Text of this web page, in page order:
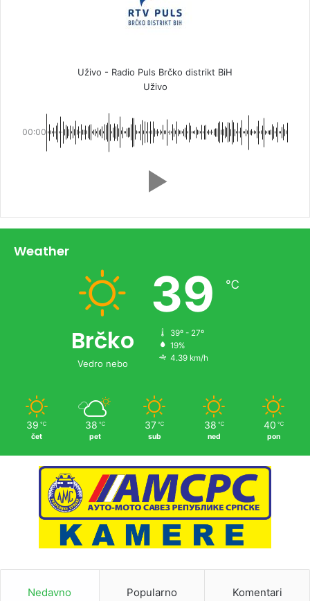
Uživo - Radio Puls Brčko distrikt BiH
Uživo
00:00
Weather
Brčko
Vedro nebo
39 ℃
39º - 27º
19%
4.39 km/h
39 ℃
čet
38 ℃
pet
37 ℃
sub
38 ℃
ned
40 ℃
pon
Nedavno Popularno Komentari